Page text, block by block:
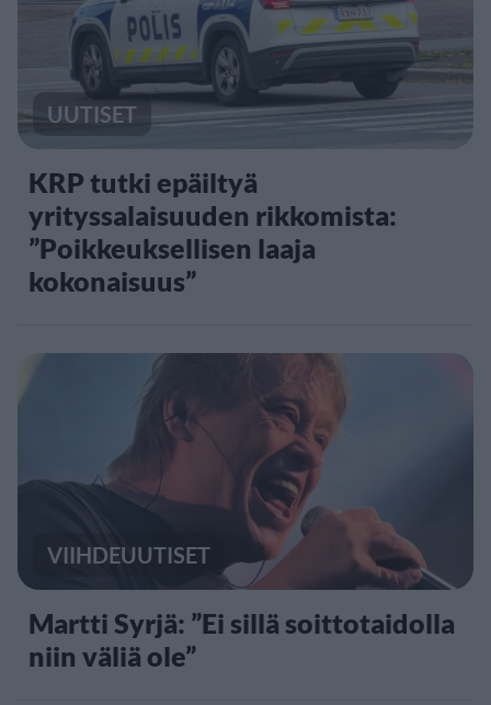
UUTISET
KRP tutki epäiltyä
yrityssalaisuuden rikkomista:
”Poikkeuksellisen laaja
kokonaisuus”
VIIHDEUUTISET
Martti Syrjä: ”Ei sillä soittotaidolla
niin väliä ole”